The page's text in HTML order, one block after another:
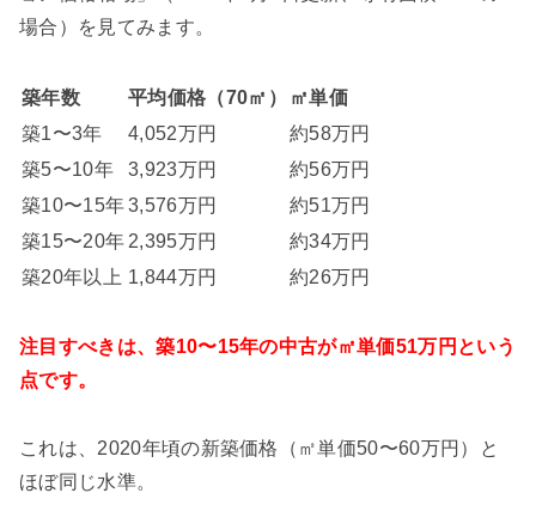
場合）を見てみます。
築年数 平均価格（70㎡）
㎡単価
築1〜3年
4,052万円
約58万円
築5〜10年
3,923万円
約56万円
築10〜15年3,576万円
約51万円
築15〜20年 2,395万円
約34万円
築20年以上 1,844万円 約26万円
注目すべきは、築10〜15年の中古が㎡単価51万円という
点です。
これは、2020年頃の新築価格（㎡単価50〜60万円）と
ほぼ同じ水準。